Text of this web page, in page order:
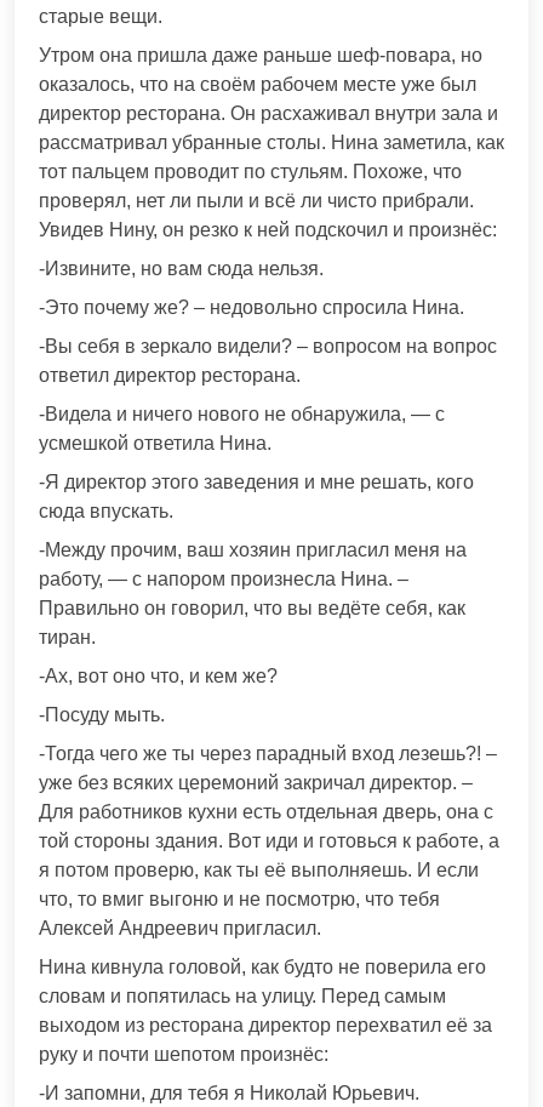
старые вещи.
Утром она пришла даже раньше шеф-повара, но
оказалось, что на своём рабочем месте уже был
директор ресторана. Он расхаживал внутри зала и
рассматривал убранные столы. Нина заметила, как
тот пальцем проводит по стульям. Похоже, что
проверял, нет ли пыли и всё ли чисто прибрали.
Увидев Нину, он резко к ней подскочил и произнёс:
-Извините, но вам сюда нельзя.
-Это почему же? – недовольно спросила Нина.
-Вы себя в зеркало видели? – вопросом на вопрос
ответил директор ресторана.
-Видела и ничего нового не обнаружила, — с
усмешкой ответила Нина.
-Я директор этого заведения и мне решать, кого
сюда впускать.
-Между прочим, ваш хозяин пригласил меня на
работу, — с напором произнесла Нина. –
Правильно он говорил, что вы ведёте себя, как
тиран.
-Ах, вот оно что, и кем же?
-Посуду мыть.
-Тогда чего же ты через парадный вход лезешь?! –
уже без всяких церемоний закричал директор. –
Для работников кухни есть отдельная дверь, она с
той стороны здания. Вот иди и готовься к работе, а
я потом проверю, как ты её выполняешь. И если
что, то вмиг выгоню и не посмотрю, что тебя
Алексей Андреевич пригласил.
Нина кивнула головой, как будто не поверила его
словам и попятилась на улицу. Перед самым
выходом из ресторана директор перехватил её за
руку и почти шепотом произнёс:
-И запомни, для тебя я Николай Юрьевич.